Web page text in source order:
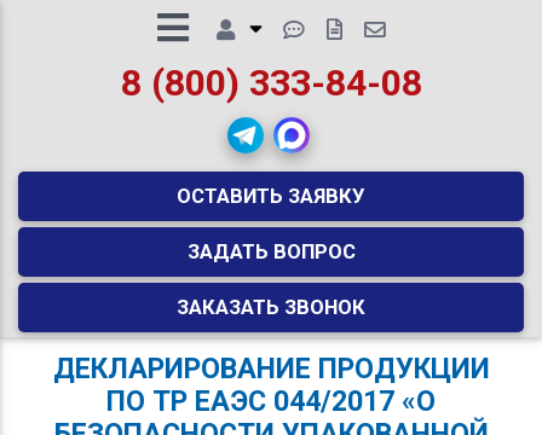
8 (800) 333-84-08
ОСТАВИТЬ ЗАЯВКУ
ЗАДАТЬ ВОПРОС
ЗАКАЗАТЬ ЗВОНОК
ДЕКЛАРИРОВАНИЕ ПРОДУКЦИИ
ПО ТР ЕАЭС 044/2017 «О